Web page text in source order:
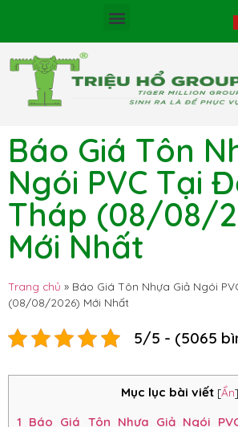
Báo Giá Tôn
Ngói PVC Tại
Tháp (08/08/
Mới Nhất
Trang chủ » Báo Giá Tôn Nhựa Giả Ngói
(08/08/2026) Mới Nhất
5/5 - (5065
Mục lục bài viết [Ẩn]
1 Báo Giá Tôn Nhựa Giả Ngói